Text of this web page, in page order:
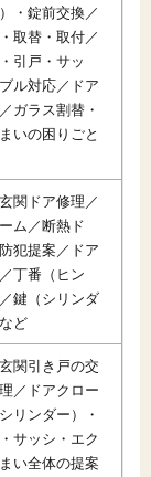
・錠前交換／
取替・取付／
引戸・サッ
ル対応／ドア
ガラス割替・
いの困りごと
関ドア修理／
ム／断熱ド
犯提案／ドア
丁番（ヒン
鍵（シリンダ
ど
関引き戸の交
／ドアクロー
リンダー）・
サッシ・エク
い全体の提案